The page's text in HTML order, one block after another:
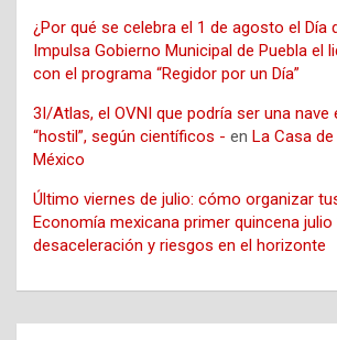
¿Por qué se celebra el 1 de agosto el Día
Impulsa Gobierno Municipal de Puebla el
con el programa “Regidor por un Día”
3I/Atlas, el OVNI que podría ser una nave
“hostil”, según científicos - en La Casa
México
Último viernes de julio: cómo organizar
Economía mexicana primer quincena julio
desaceleración y riesgos en el horizonte